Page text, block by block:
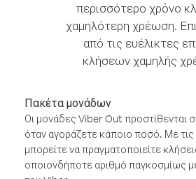
περισσότερο χρόνο
χαμηλότερη χρέωση.
από τις ευέλικτες
κλήσεων χαμηλής
Πακέτα μονάδων
Οι μονάδες Viber Out προστίθενται
όταν αγοράζετε κάποιο ποσό. Με
μπορείτε να πραγματοποιείτε
οποιονδήποτε αριθμό παγκοσμίως